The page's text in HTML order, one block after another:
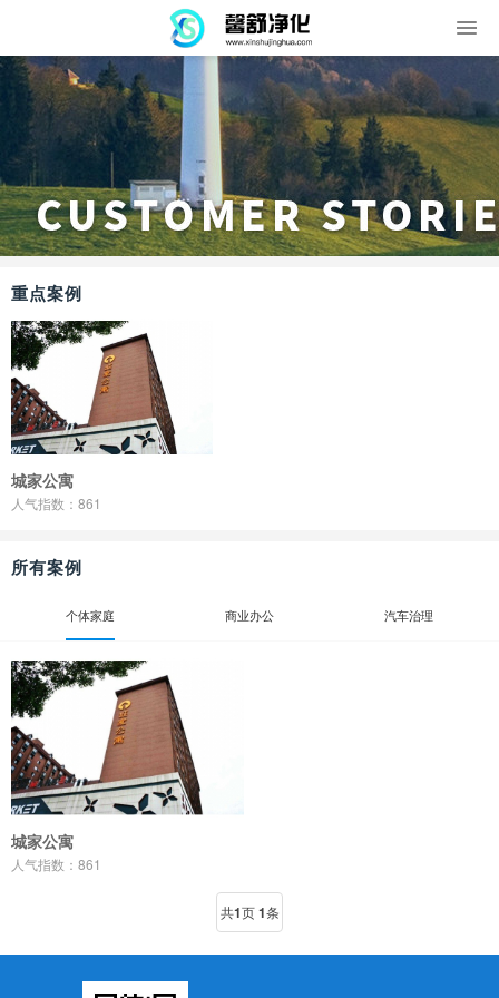
重点案例
城家公寓
人气指数：861
所有案例
个体家庭 商业办公 汽车治理
城家公寓
人气指数：861
共1页1条